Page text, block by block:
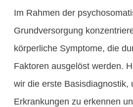
Im Rahmen der
Grundversorgung
körperliche Symptome, die
Faktoren ausgelöst werden.
wir die erste Basisdiagnostik,
Erkrankungen zu erkennen